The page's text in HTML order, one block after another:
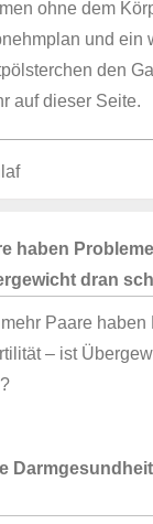
ohne dem
und ein
den
auf dieser Seite.
haben
dran
mehr Paare
– ist